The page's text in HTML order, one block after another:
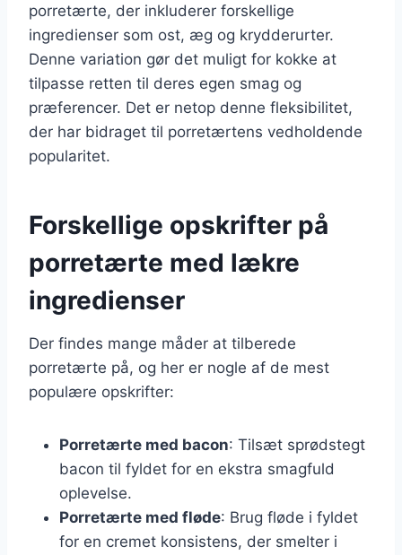
porretærte, der inkluderer forskellige
ingredienser som ost, æg og krydderurter.
Denne variation gør det muligt for kokke at
tilpasse retten til deres egen smag og
præferencer. Det er netop denne fleksibilitet,
der har bidraget til porretærtens vedholdende
popularitet.
Forskellige opskrifter på
porretærte med lækre
ingredienser
Der findes mange måder at tilberede
porretærte på, og her er nogle af de mest
populære opskrifter:
Porretærte med bacon: Tilsæt sprødstegt
bacon til fyldet for en ekstra smagfuld
oplevelse.
Porretærte med fløde: Brug fløde i fyldet
for en cremet konsistens, der smelter i